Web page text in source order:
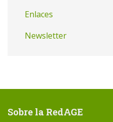
Enlaces
Newsletter
Sobre la RedAGE